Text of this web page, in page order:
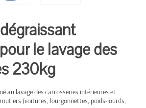
le lavage des
230kg
au lavage des carrosseries intérieures et
(voitures, fourgonnettes, poids-lourds,